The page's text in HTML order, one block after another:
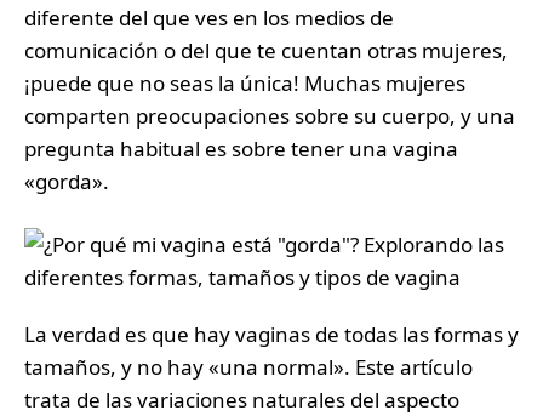
diferente del que ves en los medios de
comunicación o del que te cuentan otras mujeres,
¡puede que no seas la única! Muchas mujeres
comparten preocupaciones sobre su cuerpo, y una
pregunta habitual es sobre tener una vagina
«gorda».
La verdad es que hay vaginas de todas las formas y
tamaños, y no hay «una normal». Este artículo
trata de las variaciones naturales del aspecto